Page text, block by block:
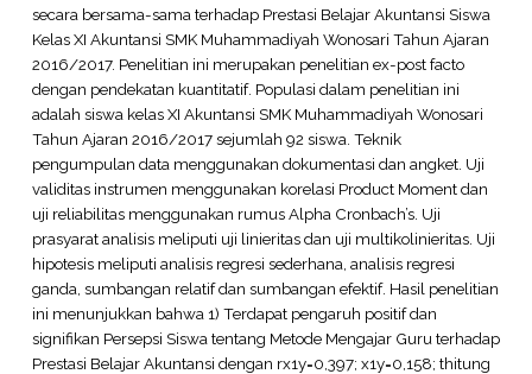
secara bersama-sama terhadap Prestasi Belajar Akuntansi Siswa
Kelas XI Akuntansi SMK Muhammadiyah Wonosari Tahun Ajaran
2016/2017. Penelitian ini merupakan penelitian ex-post facto
dengan pendekatan kuantitatif. Populasi dalam penelitian ini
adalah siswa kelas XI Akuntansi SMK Muhammadiyah Wonosari
Tahun Ajaran 2016/2017 sejumlah 92 siswa. Teknik
pengumpulan data menggunakan dokumentasi dan angket. Uji
validitas instrumen menggunakan korelasi Product Moment dan
uji reliabilitas menggunakan rumus Alpha Cronbach’s. Uji
prasyarat analisis meliputi uji linieritas dan uji multikolinieritas. Uji
hipotesis meliputi analisis regresi sederhana, analisis regresi
ganda, sumbangan relatif dan sumbangan efektif. Hasil penelitian
ini menunjukkan bahwa 1) Terdapat pengaruh positif dan
signifikan Persepsi Siswa tentang Metode Mengajar Guru terhadap
Prestasi Belajar Akuntansi dengan rx1y=0,397; x1y=0,158; thitung